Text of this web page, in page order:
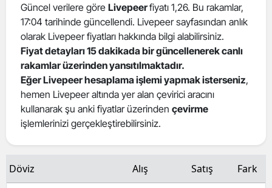
Güncel verilere göre Livepeerfiyatı 1,26. Bu rakamlar,
17:04 tarihinde güncellendi. Livepeer sayfasından anlık
olarak Livepeer fiyatları hakkında bilgi alabilirsiniz.
Fiyat detayları 15 dakikada bir güncellenerek canlı
rakamlar üzerinden yansıtılmaktadır.
Eğer Livepeer hesaplama işlemi yapmak isterseniz,
hemen Livepeer altında yer alan çevirici aracını
kullanarak şu anki fiyatlar üzerinden çevirme
işlemlerinizi gerçekleştirebilirsiniz.
Döviz Alış Satış Fark